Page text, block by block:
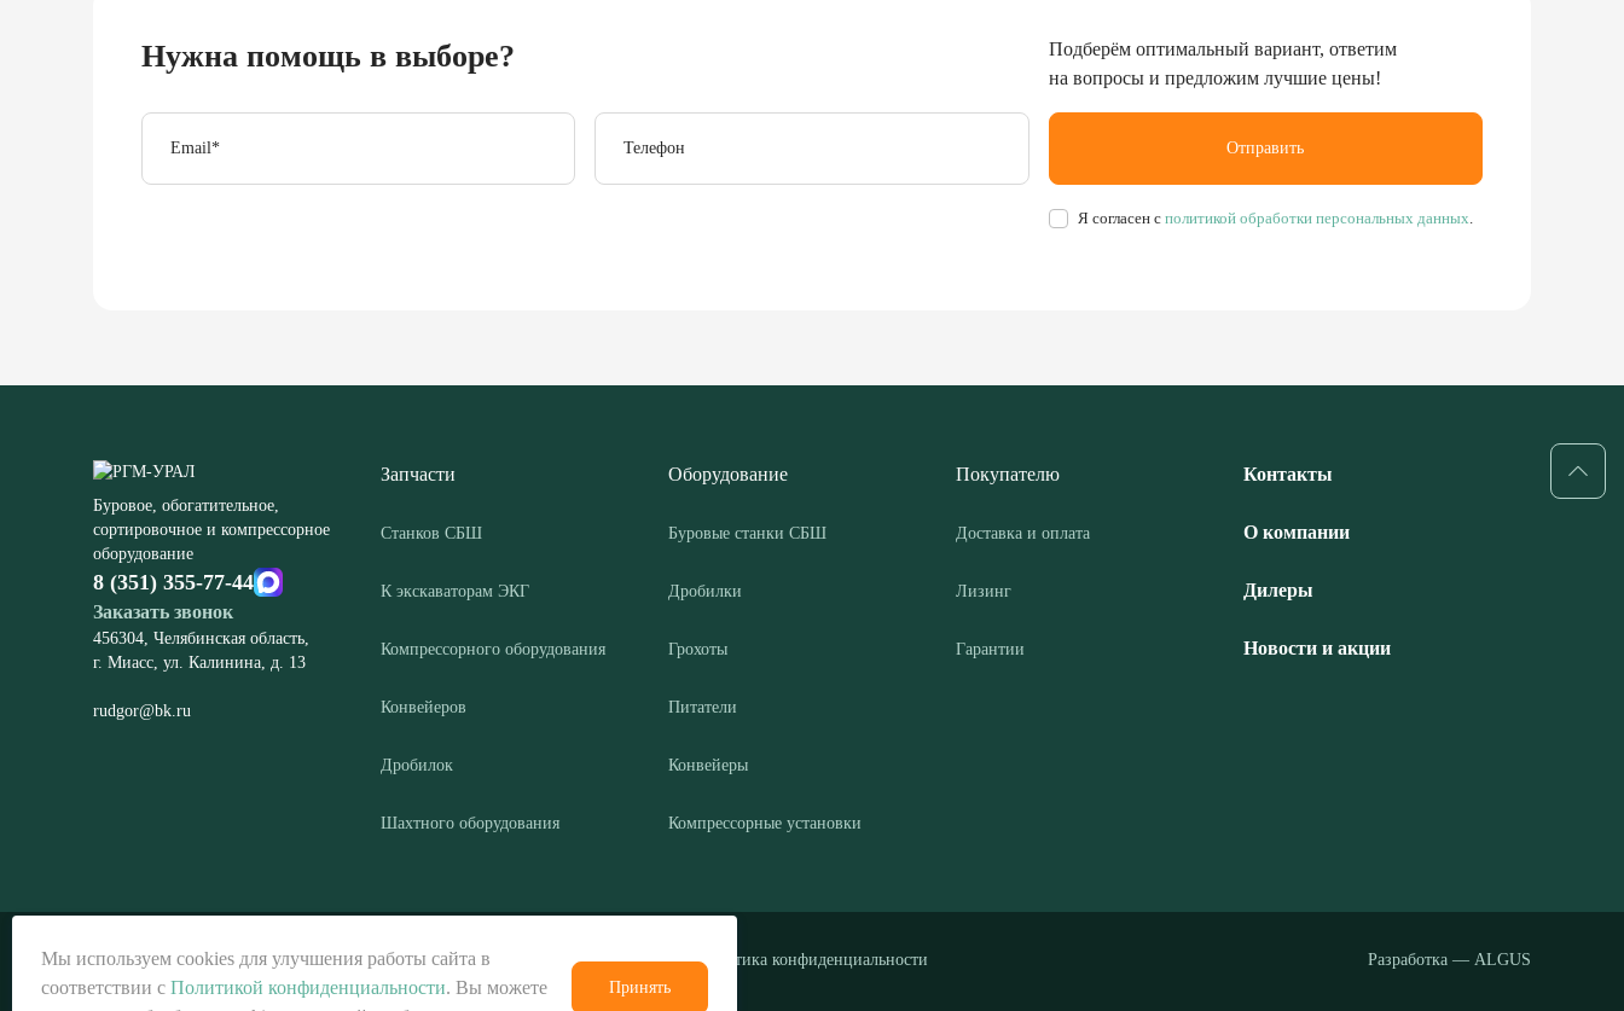
Нужна помощь в выборе?
Email* Телефон
Я согласен сполитикой обработки персональных данных
Отправить
Подберём оптимальный вариант, ответим
на вопросы и предложим лучшие цены!
Буровое, обогатительное,
сортировочное и компрессорное
оборудование
8 (351) 355-77-44
Заказать звонок
456304, Челябинская область,
г. Миасс, ул. Калинина, д. 13
rudgor@bk.ru
Запчасти
Станков СБШ
К экскаваторам ЭКГ
Компрессорного оборудования
Конвейеров
Дробилок
Шахтного оборудования
Оборудование
Буровые станки СБШ
Дробилки
Грохоты
Питатели
Конвейеры
Компрессорные установки
Покупателю
Доставка и оплата
Лизинг
Гарантии
Контакты
О компании
Дилеры
Новости и акции
© ООО «РГМ-УРАЛ», 2026 Политика конфиденциальности Разработка — ALGUS
Мы используем cookies для улучшения работы сайта в
соответствии с Политикой конфиденциальности. Вы можете
Принять